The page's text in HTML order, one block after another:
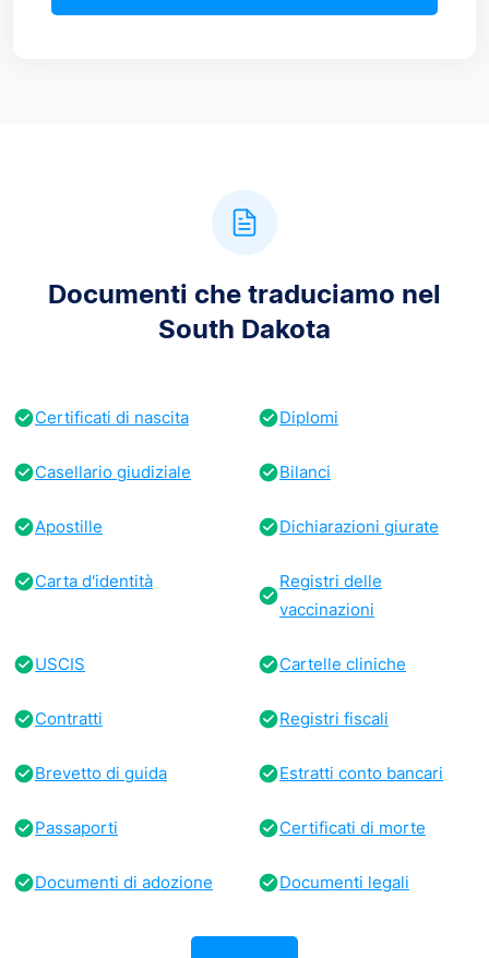
Documenti che traduciamo nel
South Dakota
Certificati di nascita Diplomi
Casellario giudiziale Bilanci
Apostille Dichiarazioni giurate
Carta d'identità
Registri delle
vaccinazioni
USCIS Cartelle cliniche
Contratti Registri fiscali
Brevetto di guida Estratti conto bancari
Passaporti Certificati di morte
Documenti di adozione Documenti legali